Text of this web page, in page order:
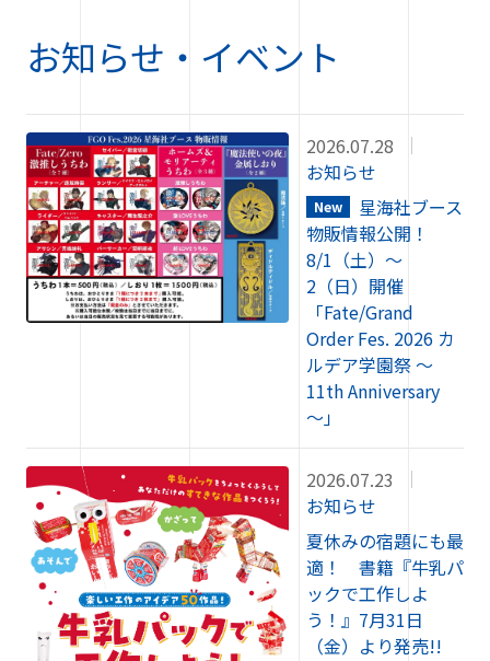
お知らせ・イベント
2026.07.28
お知らせ
New
星海社ブース
物販情報公開！
8/1（土）〜
2（日）開催
「Fate/Grand
Order Fes. 2026 カ
ルデア学園祭 ～
11th Anniversary
～」
2026.07.23
お知らせ
夏休みの宿題にも最
適！ 書籍『牛乳パ
ックで工作しよ
う！』7月31日
（金）より発売!!